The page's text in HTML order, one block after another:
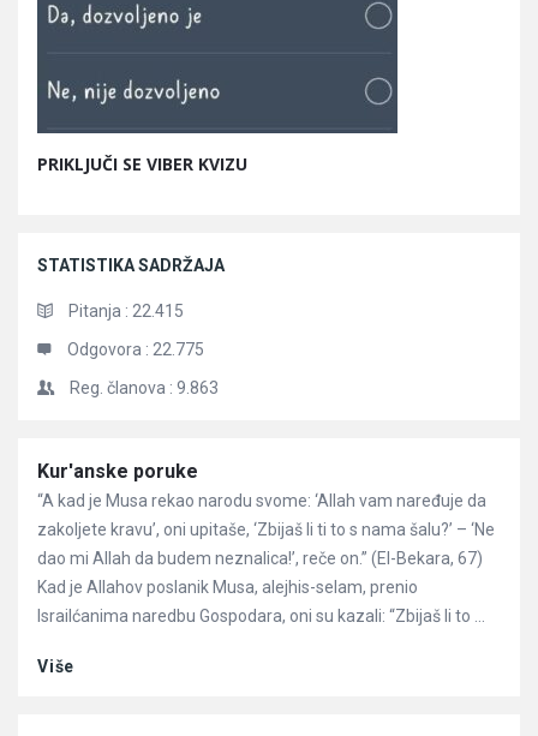
PRIKLJUČI SE VIBER KVIZU
STATISTIKA SADRŽAJA
Pitanja : 22.415
Odgovora : 22.775
Reg. članova : 9.863
Članci
Kur'anske poruke
“A kad je Musa rekao narodu svome: ‘Allah vam naređuje da
zakoljete kravu’, oni upitaše, ‘Zbijaš li ti to s nama šalu?’ – ‘Ne
dao mi Allah da budem neznalica!’, reče on.” (El-Bekara, 67)
Kad je Allahov poslanik Musa, alejhis-selam, prenio
Israilćanima naredbu Gospodara, oni su kazali: “Zbijaš li to ...
Više